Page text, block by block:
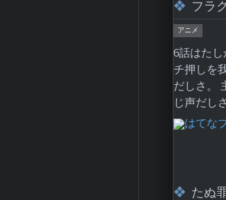
フラ
アニメ
6話はたし
チ押しを
だしさ。
じ声だし
たぬ